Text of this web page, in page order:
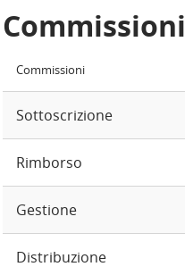
Commissioni
Commissioni
Sottoscrizione
Rimborso
Gestione
Distribuzione